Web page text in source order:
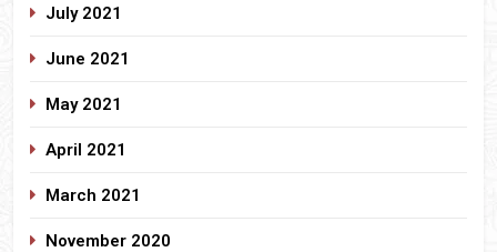
July 2021
June 2021
May 2021
April 2021
March 2021
November 2020